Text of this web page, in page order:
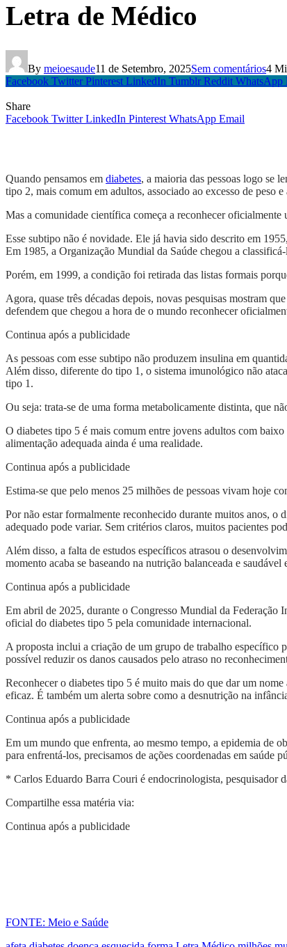
Letra de Médico
By meioesaude11 de Setembro, 2025Sem comentários4
Facebook Twitter Pinterest LinkedIn Tumblr Reddit WhatsApp
Share
Facebook Twitter LinkedIn Pinterest WhatsApp Email
Quando pensamos em diabetes, a maioria das pessoas logo se
tipo 2, mais comum em adultos, associado ao excesso de peso
Mas a comunidade científica começa a reconhecer
Esse subtipo não é novidade. Ele já havia sido descrito em
Em 1985, a Organização Mundial da Saúde chegou a
Porém, em 1999, a condição foi retirada das listas formais
Agora, quase três décadas depois, novas pesquisas mostram
defendem que chegou a hora de o mundo reconhecer
Continua após a publicidade
As pessoas com esse subtipo não produzem insulina em
Além disso, diferente do tipo 1, o sistema imunológico não
tipo 1.
Ou seja: trata-se de uma forma metabolicamente distinta, que
O diabetes tipo 5 é mais comum entre jovens adultos com
alimentação adequada ainda é uma realidade.
Continua após a publicidade
Estima-se que pelo menos 25 milhões de pessoas vivam hoje
Por não estar formalmente reconhecido durante muitos anos, o
adequado pode variar. Sem critérios claros, muitos pacientes
Além disso, a falta de estudos específicos atrasou o
momento acaba se baseando na nutrição balanceada e
Continua após a publicidade
Em abril de 2025, durante o Congresso Mundial da Federação
oficial do diabetes tipo 5 pela comunidade internacional.
A proposta inclui a criação de um grupo de trabalho específico
possível reduzir os danos causados pelo atraso no
Reconhecer o diabetes tipo 5 é muito mais do que dar um
eficaz. É também um alerta sobre como a desnutrição na
Continua após a publicidade
Em um mundo que enfrenta, ao mesmo tempo, a epidemia de
para enfrentá-los, precisamos de ações coordenadas em saúde
* Carlos Eduardo Barra Couri é endocrinologista, pesquisador
Compartilhe essa matéria via:
Continua após a publicidade
FONTE: Meio e Saúde